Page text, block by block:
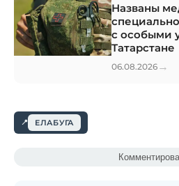
Названы
с особыми
Татарстане
06.08.2026 →
ЕЛАБУГА